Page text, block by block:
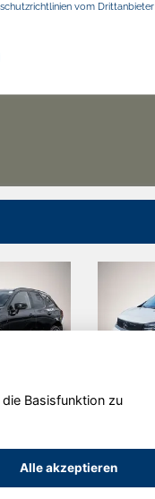
vom Drittanbieter
Clio
Basisfunktion zu
Alle akzeptieren